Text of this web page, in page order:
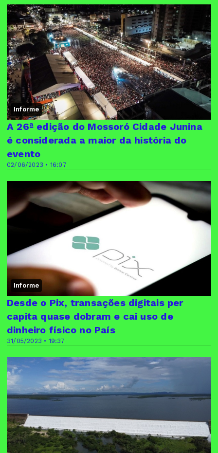
Informe
02/06/2023 • 16:07
A 26ª edição do Mossoró Cidade Junina
é considerada a maior da história do
evento
Informe
31/05/2023 • 19:37
Desde o Pix, transações digitais per
capita quase dobram e cai uso de
dinheiro físico no País